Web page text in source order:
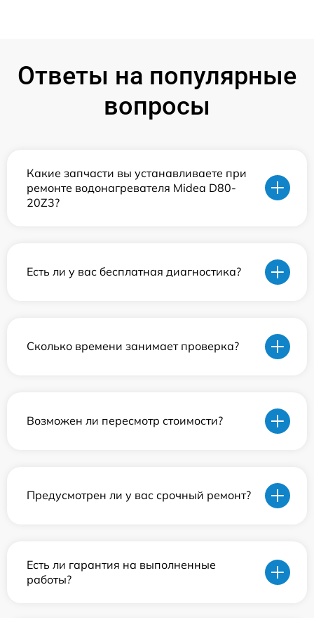
Ответы на популярные
вопросы
Какие запчасти вы устанавливаете при
ремонте водонагревателя Midea D80-
20Z3?
Есть ли у вас бесплатная диагностика?
Сколько времени занимает проверка?
Возможен ли пересмотр стоимости?
Предусмотрен ли у вас срочный ремонт?
Есть ли гарантия на выполненные
работы?